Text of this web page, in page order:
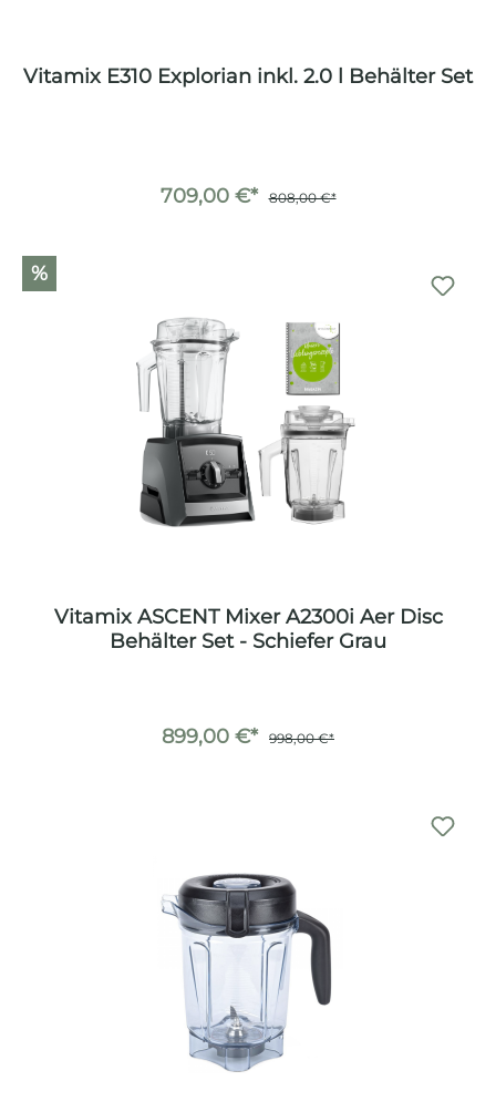
Vitamix E310 Explorian inkl. 2.0 l Behälter Set
709,00 €* 808,00 €*
%
Vitamix ASCENT Mixer A2300i Aer Disc
Behälter Set - Schiefer Grau
899,00 €* 998,00 €*